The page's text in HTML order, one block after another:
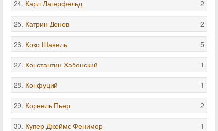
24. Карл Лагерфельд 2
25. Катрин Денев 2
26. Коко Шанель 5
27. Константин Хабенский 1
28. Конфуций 1
29. Корнель Пьер 2
30. Купер Джеймс Фенимор 1